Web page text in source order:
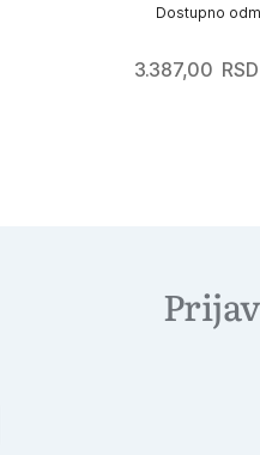
Dostupno
3.387,00 RSD